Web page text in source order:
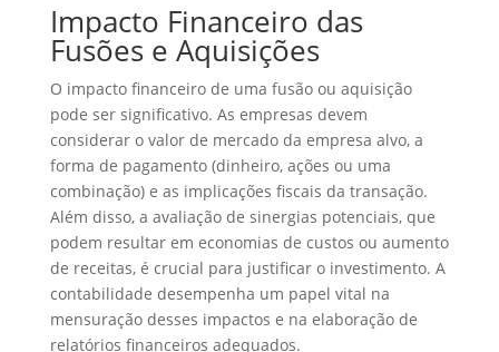
Impacto Financeiro das
Fusões e Aquisições
O impacto financeiro de uma fusão ou aquisição
pode ser significativo. As empresas devem
considerar o valor de mercado da empresa alvo, a
forma de pagamento (dinheiro, ações ou uma
combinação) e as implicações fiscais da transação.
Além disso, a avaliação de sinergias potenciais, que
podem resultar em economias de custos ou aumento
de receitas, é crucial para justificar o investimento. A
contabilidade desempenha um papel vital na
mensuração desses impactos e na elaboração de
relatórios financeiros adequados.